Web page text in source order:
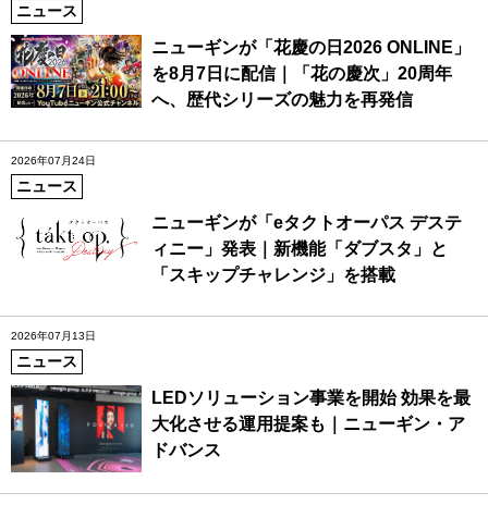
ニュース
ニューギンが「花慶の日2026 ONLINE」
を8月7日に配信｜「花の慶次」20周年
へ、歴代シリーズの魅力を再発信
2026年07月24日
ニュース
ニューギンが「eタクトオーパス デステ
ィニー」発表｜新機能「ダブスタ」と
「スキップチャレンジ」を搭載
2026年07月13日
ニュース
LEDソリューション事業を開始 効果を最
大化させる運用提案も｜ニューギン・ア
ドバンス